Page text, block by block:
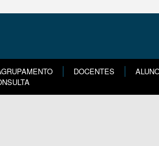
DOCENTES